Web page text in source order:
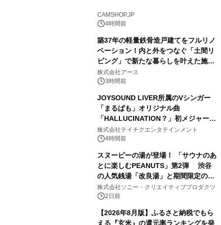
CAMSHOP.JP
4時間前
築37年の軽量鉄骨造戸建てをフルリノ
ベーション！内と外をつなぐ「土間リ
ビング」で新たな暮らしを叶えた施工
事例を株式会社アースが公開
株式会社アース
3時間前
JOYSOUND LIVER所属のVシンガー
「まるぱも」オリジナル曲
「HALLUCINATION？」初メジャー配
信リリース決定！
株式会社テイチクエンタテインメント
4時間前
スヌーピーの湯が登場！ 「サウナのあ
とに楽しむPEANUTS」第2弾 渋谷
の人気銭湯「改良湯」と期間限定のコ
ラボレーション サウナイキタイコラ
ボグッズも発売決定！
株式会社ソニー・クリエイティブプロダクツ
2日前
【2026年8月版】ふるさと納税でもら
える『玄米』の還元率ランキングを発